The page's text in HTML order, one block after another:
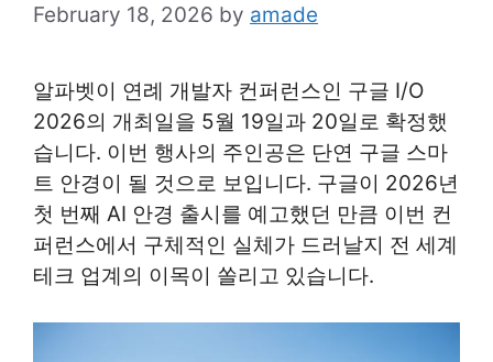
February 18, 2026 by amade
알파벳이 연례 개발자 컨퍼런스인 구글 I/O
2026의 개최일을 5월 19일과 20일로 확정했
습니다. 이번 행사의 주인공은 단연 구글 스마
트 안경이 될 것으로 보입니다. 구글이 2026년
첫 번째 AI 안경 출시를 예고했던 만큼 이번 컨
퍼런스에서 구체적인 실체가 드러날지 전 세계
테크 업계의 이목이 쏠리고 있습니다.